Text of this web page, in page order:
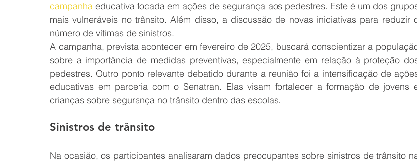
campanha educativa focada em ações de segurança aos pedestres. Este é um dos
mais vulneráveis no trânsito. Além disso, a discussão de novas iniciativas para reduzir
número de vítimas de sinistros.
A campanha, prevista acontecer em fevereiro de 2025, buscará conscientizar a
sobre a importância de medidas preventivas, especialmente em relação à proteção
pedestres. Outro ponto relevante debatido durante a reunião foi a intensificação de
educativas em parceria com o Senatran. Elas visam fortalecer a formação de jovens
crianças sobre segurança no trânsito dentro das escolas.
Sinistros de trânsito
Na ocasião, os participantes analisaram dados preocupantes sobre sinistros de trânsito